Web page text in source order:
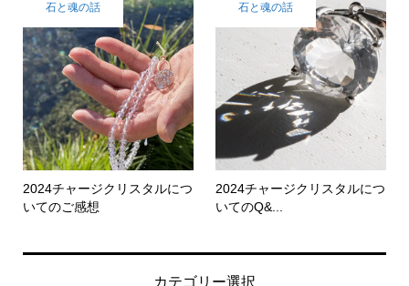
石と魂の話
2024チャージクリスタルにつ
いてのご感想
石と魂の話
2024チャージクリスタルにつ
いてのQ&...
カテゴリー選択